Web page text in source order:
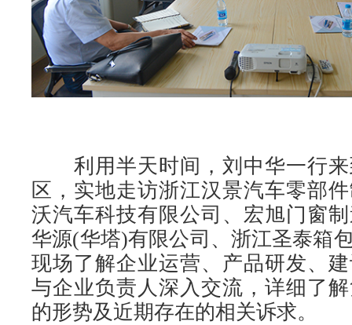
利用半天时间，刘中华一行来
区，实地走访浙江汉景汽车零部
沃汽车科技有限公司、宏旭门窗
华源(华塔)有限公司、浙江圣泰箱
现场了解企业运营、产品研发、
与企业负责人深入交流，详细了
的形势及近期存在的相关诉求。